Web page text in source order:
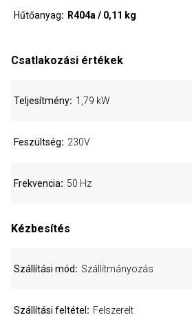
Hűtőanyag R404a / 0,11 kg
Csatlakozási értékek
Teljesítmény 1,79 kW
Feszültség 230V
Frekvencia 50 Hz
Kézbesítés
Szállítási mód Szállítmányozás
Szállítási feltétel Felszerelt